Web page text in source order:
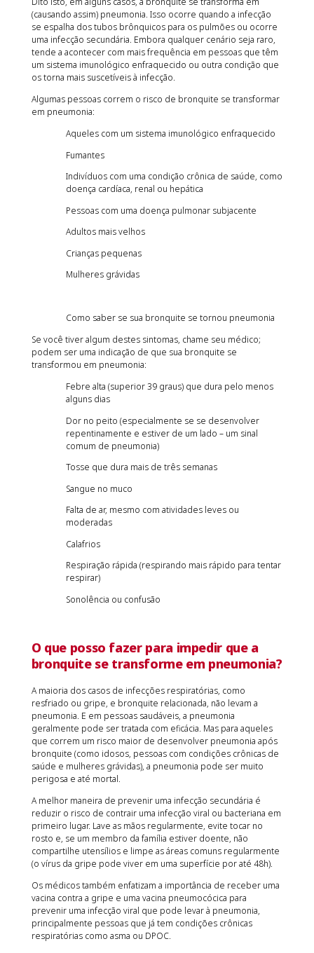
(causando assim) pneumonia. Isso ocorre quando a infecção
se espalha dos tubos brônquicos para os pulmões ou ocorre
uma infecção secundária. Embora qualquer cenário seja raro,
tende a acontecer com mais frequência em pessoas que têm
um sistema imunológico enfraquecido ou outra condição que
os torna mais suscetíveis à infecção.
Algumas pessoas correm o risco de bronquite se transformar
em pneumonia:
Aqueles com um sistema imunológico enfraquecido
Fumantes
Indivíduos com uma condição crônica de saúde, como
doença cardíaca, renal ou hepática
Pessoas com uma doença pulmonar subjacente
Adultos mais velhos
Crianças pequenas
Mulheres grávidas
Como saber se sua bronquite se tornou pneumonia
Se você tiver algum destes sintomas, chame seu médico;
podem ser uma indicação de que sua bronquite se
transformou em pneumonia:
Febre alta (superior 39 graus) que dura pelo menos
alguns dias
Dor no peito (especialmente se se desenvolver
repentinamente e estiver de um lado – um sinal
comum de pneumonia)
Tosse que dura mais de três semanas
Sangue no muco
Falta de ar, mesmo com atividades leves ou
moderadas
Calafrios
Respiração rápida (respirando mais rápido para tentar
respirar)
Sonolência ou confusão
O que posso fazer para impedir que a
bronquite se transforme em pneumonia?
A maioria dos casos de infecções respiratórias, como
resfriado ou gripe, e bronquite relacionada, não levam a
pneumonia. E em pessoas saudáveis, a pneumonia
geralmente pode ser tratada com eficácia. Mas para aqueles
que correm um risco maior de desenvolver pneumonia após
bronquite (como idosos, pessoas com condições crônicas de
saúde e mulheres grávidas), a pneumonia pode ser muito
perigosa e até mortal.
A melhor maneira de prevenir uma infecção secundária é
reduzir o risco de contrair uma infecção viral ou bacteriana em
primeiro lugar. Lave as mãos regularmente, evite tocar no
rosto e, se um membro da família estiver doente, não
compartilhe utensílios e limpe as áreas comuns regularmente
(o vírus da gripe pode viver em uma superfície por até 48h).
Os médicos também enfatizam a importância de receber uma
vacina contra a gripe e uma vacina pneumocócica para
prevenir uma infecção viral que pode levar à pneumonia,
principalmente pessoas que já tem condições crônicas
respiratórias como asma ou DPOC.